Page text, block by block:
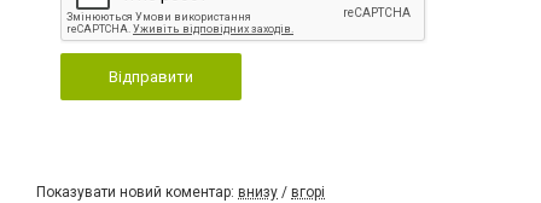
Відправити
Показувати новий коментар: внизу / вгорі